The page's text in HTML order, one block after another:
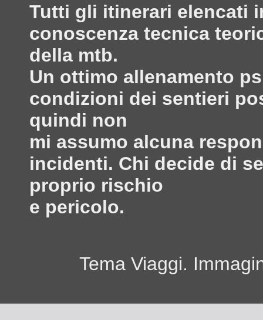
Tutti gli itinerari elencati
conoscenza tecnica
della mtb.
Un ottimo allenamento
condizioni dei sentieri
quindi non
mi assumo alcuna
incidenti. Chi decide di
proprio rischio
e pericolo.
Tema Viaggi.